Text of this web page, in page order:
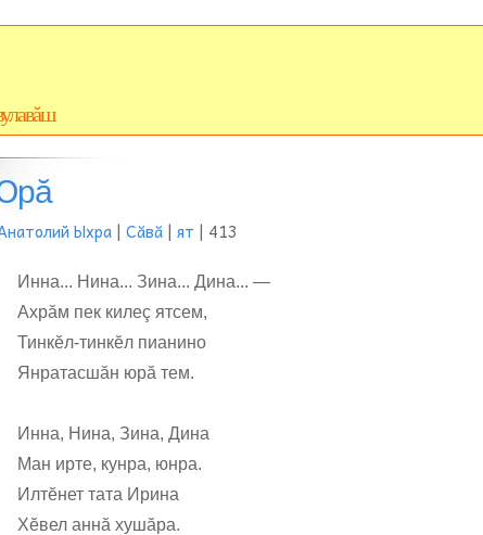
Ыхра | Сăвă | ят | 413
Инна... Нина... Зина... Дина... —
Ахрăм пек килеç ятсем,
Тинкĕл-тинкĕл пианино
Янратасшăн юрă тем.
Инна, Нина, Зина, Дина
Ман ирте, кунра, юнра.
Илтĕнет тата Ирина
Хĕвел аннă хушăра.